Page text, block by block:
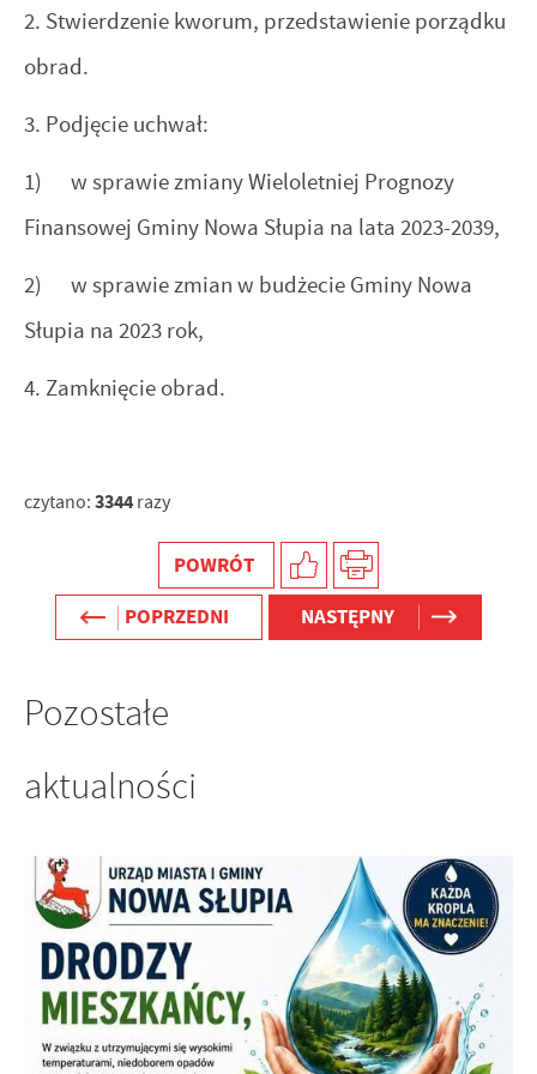
2. Stwierdzenie kworum, przedstawienie porządku
obrad.
3. Podjęcie uchwał:
1) w sprawie zmiany Wieloletniej Prognozy
Finansowej Gminy Nowa Słupia na lata 2023-2039,
2) w sprawie zmian w budżecie Gminy Nowa
Słupia na 2023 rok,
4. Zamknięcie obrad.
czytano: 3344 razy
POWRÓT
POPRZEDNI
NASTĘPNY
Pozostałe
aktualności